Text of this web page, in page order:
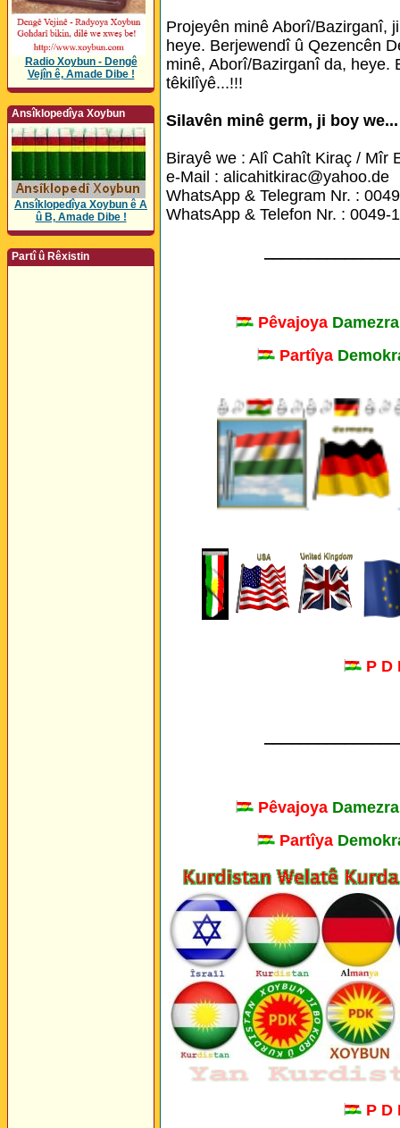
Radio Xoybun - Dengê
Vejîn ê, Amade Dibe !
Ansîklopedîya Xoybun
Ansîklopedîya Xoybun ê A
û B, Amade Dibe !
Partî û Rêxistin
Projeyên minê Aborî/Bazirganî,
heye. Berjewendî û Qezencên
minê, Aborî/Bazirganî da, heye.
têkilîyê...!!!
Silavên minê germ, ji boy we...
Birayê we : Alî Cahît Kiraç / Mîr
e-Mail : alicahitkirac@yahoo.de
WhatsApp & Telegram Nr. :
WhatsApp & Telefon Nr. : 0049-
Pêvajoya
Partîya
|
P D
Pêvajoya
Partîya
P D